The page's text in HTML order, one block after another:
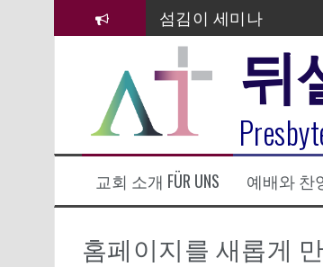
섬김이 세미나
김태희 자매 졸업연주
2023년 어린이 주일
라합3 나라 봉헌송
그리스도인의 생활영
은퇴사-우선화 권사
뒤
교회 소개 FÜR UNS 예배와 찬
홈페이지를 새롭게